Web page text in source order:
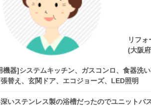
リフ
(大阪
機器]システムキッチン、ガスコンロ、食器洗
替え、玄関ドア、エコジョーズ、LED照明
いステンレス製の浴槽だったのでユニットバ